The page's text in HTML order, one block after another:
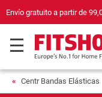
paquetería excepto pesas.
Centr Bandas Elásticas